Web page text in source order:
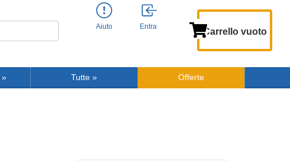
Aiuto Entra Carrello vuoto
» Tutte » Offerte